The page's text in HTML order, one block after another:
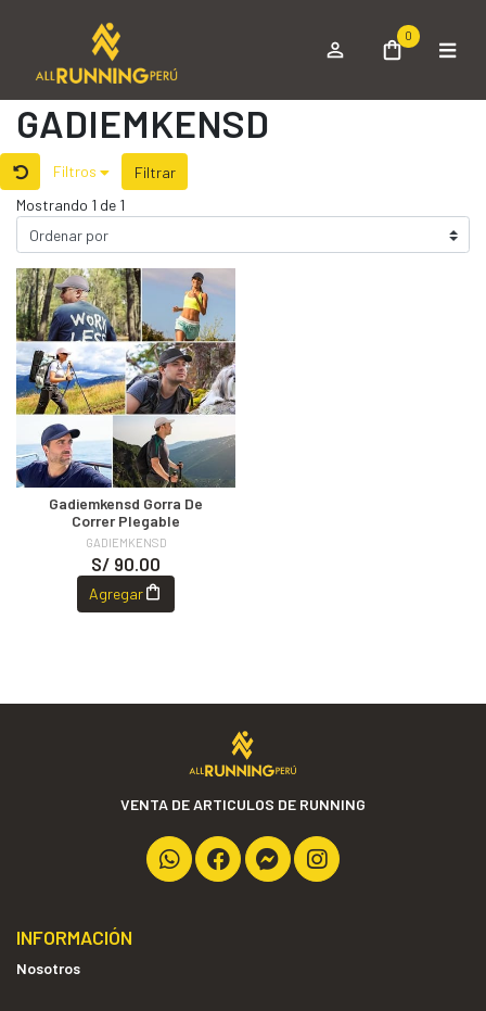
0
GADIEMKENSD
Filtros
Filtrar
Mostrando 1 de 1
Gadiemkensd Gorra De
Correr Plegable
GADIEMKENSD
S/ 90.00
Agregar
VENTA DE ARTICULOS DE RUNNING
INFORMACIÓN
Nosotros